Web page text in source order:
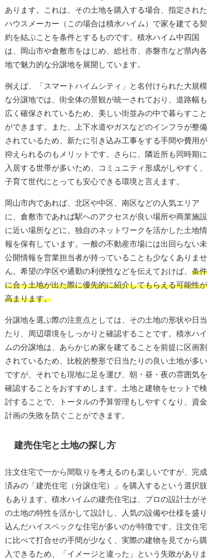
あります。これは、その土地を購入する場合、指定された
ハウスメーカー（この場合は積水ハイム）で家を建てる契
約を結ぶことを条件とするものです。積水ハイム中四国
は、岡山市や倉敷市をはじめ、総社市、赤磐市など県内各
地で魅力的な分譲地を展開しています。
例えば、「スマートハイムシティ」と名付けられた大規模
な分譲地では、街全体の景観が統一されており、道路幅も
広く確保されているため、美しい街並みの中で暮らすこと
ができます。また、上下水道やガスなどのインフラが整備
されているため、新たに引き込み工事をする手間や費用が
抑えられるのもメリットです。さらに、隣近所も同時期に
入居する世帯が多いため、コミュニティ形成がしやすく、
子育て世代にとっても安心できる環境と言えます。
岡山市内であれば、北区や中区、南区などの人気エリア
に、倉敷市であれば駅へのアクセスが良い場所や商業施設
に近い場所などに、独自のネットワークを活かした土地情
報を保有しています。一般の不動産市場には出回らない未
公開情報を営業担当者が持っていることも少なくありませ
ん。希望の学区や通勤の利便性などを伝えておけば、 条件
に合う土地が出た際に優先的に紹介してもらえる可能性が
高まります。
分譲地を選ぶ際の注意点としては、その土地の形状や日当
たり、周辺環境をしっかりと確認することです。積水ハイ
ムの分譲地は、あらかじめ家を建てることを前提に区画割
されているため、比較的整形で日当たりの良い土地が多い
ですが、それでも現地に足を運び、朝・昼・夜の雰囲気を
確認することをおすすめします。土地と建物をセットで検
討することで、トータルの予算管理もしやすくなり、資金
計画の失敗を防ぐことができます。
建売住宅と土地の探し方
注文住宅で一から間取りを考えるのも楽しいですが、完成
済みの「建売住宅（分譲住宅）」を購入するという選択肢
もあります。積水ハイムの建売住宅は、プロの設計士がそ
の土地の特性を活かして設計し、人気の設備や仕様を盛り
込んだハイスペックな住宅が多いのが特徴です。注文住宅
に比べて打合せの手間が少なく、実際の建物を見てから購
入できるため、「イメージと違った」という失敗がありま